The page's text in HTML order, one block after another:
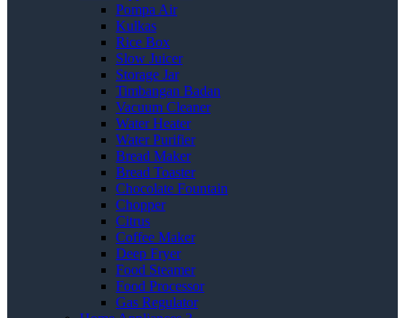
Pompa Air
Kulkas
Rice Box
Slow Juicer
Storage Jar
Timbangan Badan
Vacuum Cleaner
Water Heater
Water Purifier
Bread Maker
Bread Toaster
Chocolate Fountain
Chopper
Citrus
Coffee Maker
Deep Fryer
Food Steamer
Food Processor
Gas Regulator